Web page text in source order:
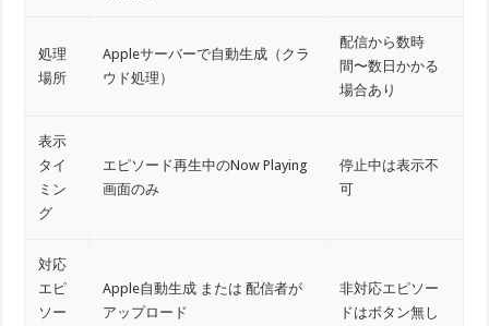
処理
場所
Appleサーバーで自動生成（クラ
ウド処理）
配信から数時
間〜数日かかる
場合あり
表示
タイ
ミン
グ
エピソード再生中のNow Playing
画面のみ
停止中は表示不
可
対応
エピ
ソー
Apple自動生成 または 配信者が
アップロード
非対応エピソー
ドはボタン無し